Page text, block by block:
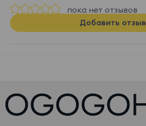
пока нет отзывов
Добавить отзыв